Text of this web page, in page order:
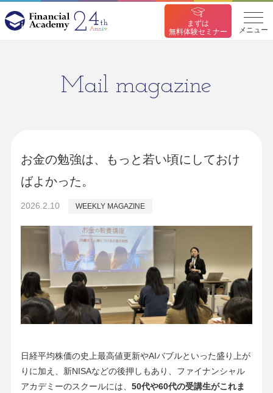
まずは
無料体験セミナー
メニュー
Mail magazine
お金の勉強は、もっと若い頃にしておけ
ばよかった。
2026.2.10 WEEKLY MAGAZINE
日経平均株価の史上最高値更新やAIバブルといった盛り上が
りに加え、新NISAなどの後押しもあり、ファイナンシャル
アカデミーのスクールには、50代や60代の受講生がこれま